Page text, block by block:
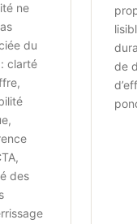
ne
du
clarté
des
de